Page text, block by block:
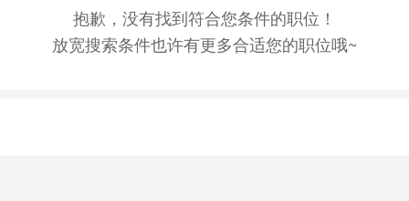
抱歉，没有找到符合您条件的职位！
放宽搜索条件也许有更多合适您的职位哦~